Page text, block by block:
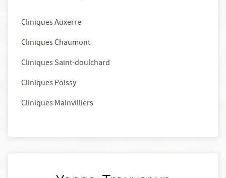
Cliniques Auxerre
Cliniques Chaumont
Cliniques Saint-doulchard
Cliniques Poissy
Cliniques Mainvilliers